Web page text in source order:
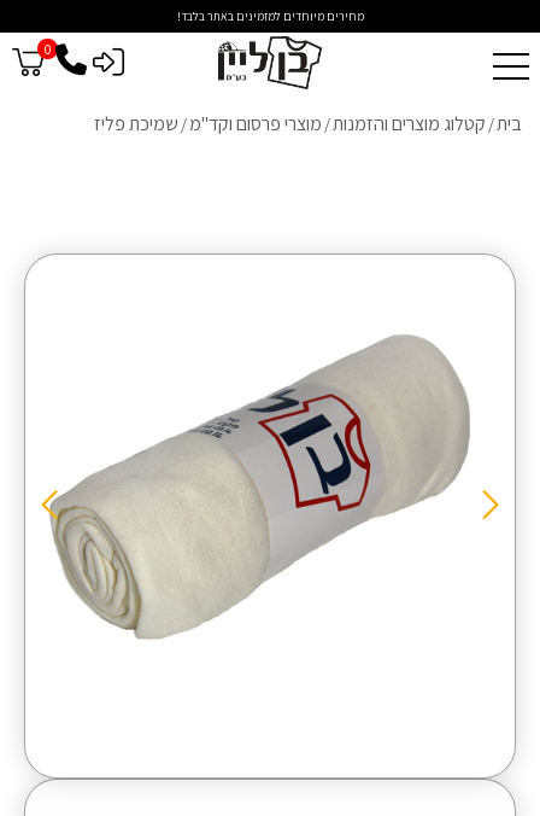
מחירים מיוחדים למזמינים באתר בלבד!
0
כניסה לסיטונאים
בית/ קטלוג מוצרים והזמנות/ מוצרי פרסום וקד"מ/ שמיכת פליז